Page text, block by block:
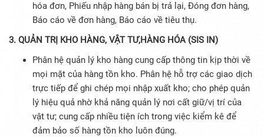
hóa đơn, Phiếu nhập hàng bán bị trả lại, Đóng đơn hàng,
Báo cáo về đơn hàng, Báo cáo về tiêu thụ.
3. QUẢN TRỊ KHO HÀNG, VẬT TƯ,HÀNG HÓA (SIS IN)
Phân hệ quản lý kho hàng cung cấp thông tin kịp thời về
mọi mặt của hàng tồn kho. Phân hệ hỗ trợ các giao dịch
trực tiếp để ghi chép mọi nhập xuất kho; cho phép quản
lý hiệu quả nhờ khả năng quản lý nơi cất giữ/vị trí của
vật tư; cung cấp nhiều tiện ích trong việc kiểm kê để
đảm bảo số hàng tồn kho luôn đúng.